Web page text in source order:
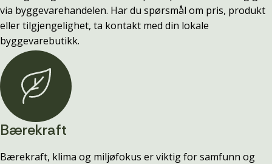
via byggevarehandelen. Har du spørsmål om pris, produkt
eller tilgjengelighet, ta kontakt med din lokale
byggevarebutikk.
Bærekraft
Bærekraft, klima og miljøfokus er viktig for samfunn og